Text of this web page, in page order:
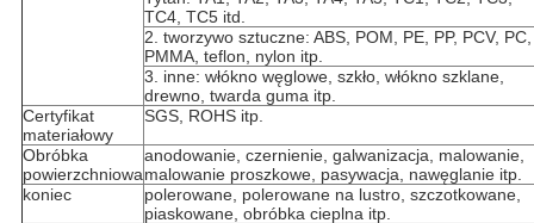
TC4, TC5 itd.
2. tworzywo sztuczne: ABS, POM, PE, PP, PCV, PC,
PMMA, teflon, nylon itp.
3. inne: włókno węglowe, szkło, włókno szklane,
drewno, twarda guma itp.
Certyfikat
materiałowy
SGS, ROHS itp.
Obróbka
powierzchniowa
anodowanie, czernienie, galwanizacja, malowanie,
malowanie proszkowe, pasywacja, nawęglanie itp.
koniec
polerowane, polerowane na lustro, szczotkowane,
piaskowane, obróbka cieplna itp.